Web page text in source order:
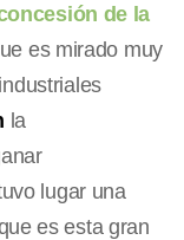
de la
es mirado muy
la
lugar una
es esta gran